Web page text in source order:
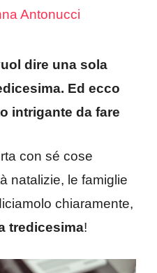
Antonucci
dire una sola
Ed ecco
intrigante da fare
con sé cose
natalizie, le famiglie
chiaramente,
tredicesima!